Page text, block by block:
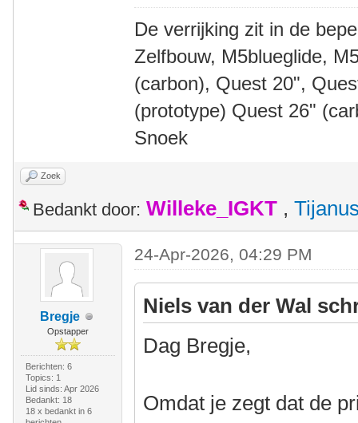
De verrijking zit in de
Zelfbouw, M5blueglide,
(carbon), Quest 20",
(prototype) Quest 26"
Snoek
Zoek
Bedankt door: Willeke_IGKT ,
Bregje
Opstapper
Berichten: 6
Topics: 1
Lid sinds: Apr 2026
Bedankt: 18
18 x bedankt in 6
24-Apr-2026, 04:29 PM
Niels van der Wal
Dag Bregje,
Omdat je zegt dat de